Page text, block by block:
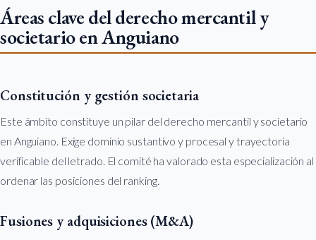
Áreas clave del derecho mercantil y
societario en Anguiano
Constitución y gestión societaria
Este ámbito constituye un pilar del derecho mercantil y societario
en Anguiano. Exige dominio sustantivo y procesal y trayectoria
verificable del letrado. El comité ha valorado esta especialización al
ordenar las posiciones del ranking.
Fusiones y adquisiciones (M&A)